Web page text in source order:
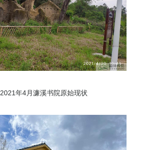
2021年4月濂溪书院原始现状